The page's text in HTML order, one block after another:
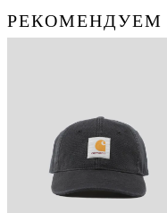
РЕКОМЕНДУЕМ